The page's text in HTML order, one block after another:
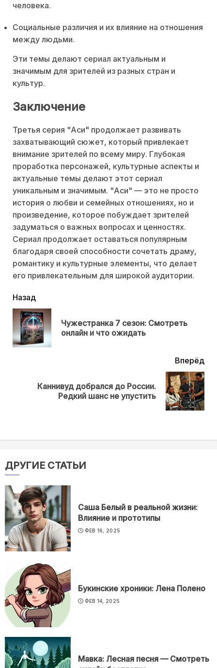
человека.
Социальные различия и их влияние на отношения
между людьми.
Эти темы делают сериал актуальным и
значимым для зрителей из разных стран и
культур.
Заключение
Третья серия "Аси" продолжает развивать
захватывающий сюжет, который привлекает
внимание зрителей по всему миру. Глубокая
проработка персонажей, культурные аспекты и
актуальные темы делают этот сериал
уникальным и значимым. "Аси" — это не просто
история о любви и семейных отношениях, но и
произведение, которое побуждает зрителей
задуматься о важных вопросах и ценностях.
Сериал продолжает оставаться популярным
благодаря своей способности сочетать драму,
романтику и культурные элементы, что делает
его привлекательным для широкой аудитории.
читать
еще
Назад
Чужестранка 7 сезон: Смотреть
онлайн и что ожидать
Вперёд
Каннивуд добрался до России.
Редкий шанс не упустить
ДРУГИЕ СТАТЬИ
Саша Белый в реальной жизни:
Влияние и прототипы
ФЕВ 16, 2025
Букинские хроники: Лена Полено
ФЕВ 14, 2025
Мавка: Лесная песня — Смотреть